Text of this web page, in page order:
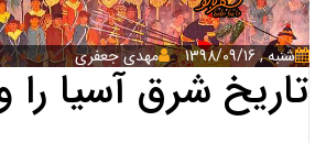
شنبه , 1398/09/16 مهدی جعفری
تاریخ شرق آسیا را